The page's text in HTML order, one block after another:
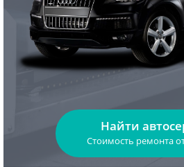
Найти
Стоимость ремонта